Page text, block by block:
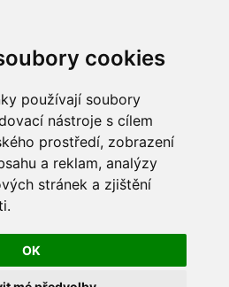
cookies
používají soubory
nástroje s cílem
prostředí, zobrazení
a reklam, analýzy
stránek a zjištění
OK